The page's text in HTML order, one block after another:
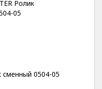
сменный 0504-05